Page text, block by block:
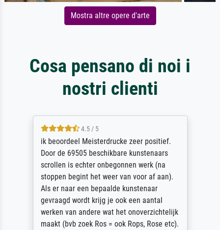
Mostra altre opere d'arte
Cosa pensano di noi i
nostri clienti
4.5 / 5
ik beoordeel Meisterdrucke zeer positief.
Door de 69505 beschikbare kunstenaars
scrollen is echter onbegonnen werk (na
stoppen begint het weer van voor af aan).
Als er naar een bepaalde kunstenaar
gevraagd wordt krijg je ook een aantal
werken van andere wat het onoverzichtelijk
maakt (bvb zoek Ros = ook Rops, Rose etc).